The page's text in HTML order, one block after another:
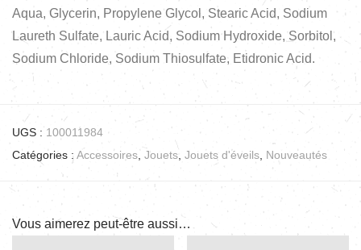
Aqua, Glycerin, Propylene Glycol, Stearic Acid, Sodium
Laureth Sulfate, Lauric Acid, Sodium Hydroxide, Sorbitol,
Sodium Chloride, Sodium Thiosulfate, Etidronic Acid.
UGS : 100011984
Catégories : Accessoires Jouets Jouets d'éveils Nouveautés
Vous aimerez peut-être aussi…